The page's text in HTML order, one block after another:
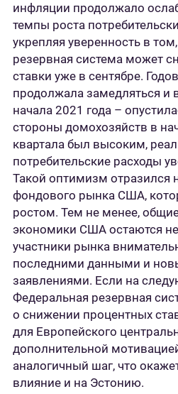
инфляции продолжало
темпы роста
укрепляя уверенность в
резервная система может
ставки уже в сентябре.
продолжала замедляться и
начала 2021 года –
стороны домохозяйств в
квартала был высоким,
потребительские расходы
Такой оптимизм отразился
фондового рынка США,
ростом. Тем не менее,
экономики США остаются
участники рынка
последними данными и
заявлениями. Если на
Федеральная резервная
о снижении процентных
для Европейского
дополнительной
аналогичный шаг, что
влияние и на Эстонию.